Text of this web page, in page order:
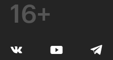
16+
Дизайн
Программирование